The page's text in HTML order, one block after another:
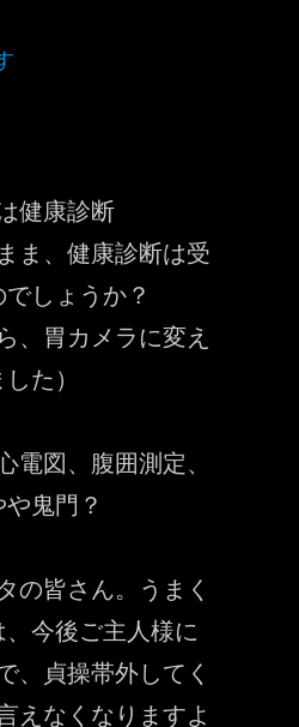
健康診断
ま、健康診断は受
しょうか？
、胃カメラに変え
した）
電図、腹囲測定、
鬼門？
の皆さん。うまく
今後ご主人様に
、貞操帯外してく
えなくなりますよ